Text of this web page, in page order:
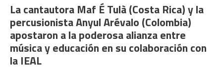
La cantautora Maf É Tulà (Costa Rica) y la
percusionista Anyul Arévalo (Colombia)
apostaron a la poderosa alianza entre
música y educación en su colaboración con
la IEAL